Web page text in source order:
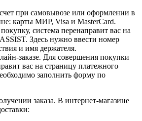
при самовывозе или оформлении в
карты МИР, Visa и MasterCard.
система перенаправит вас на
Здесь нужно ввести номер
и имя держателя.
заказе. Для совершения покупки
вас на страницу платежного
заполнить форму по
заказа. В интернет-магазине